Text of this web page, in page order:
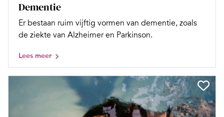
Dementie
Er bestaan ruim vijftig vormen van dementie, zoals
de ziekte van Alzheimer en Parkinson.
Lees meer